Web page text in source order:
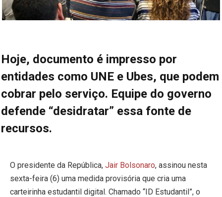
Hoje, documento é impresso por
entidades como UNE e Ubes, que podem
cobrar pelo serviço. Equipe do governo
defende “desidratar” essa fonte de
recursos.
O presidente da República, Jair Bolsonaro, assinou nesta
sexta-feira (6) uma medida provisória que cria uma
carteirinha estudantil digital. Chamado “ID Estudantil”, o